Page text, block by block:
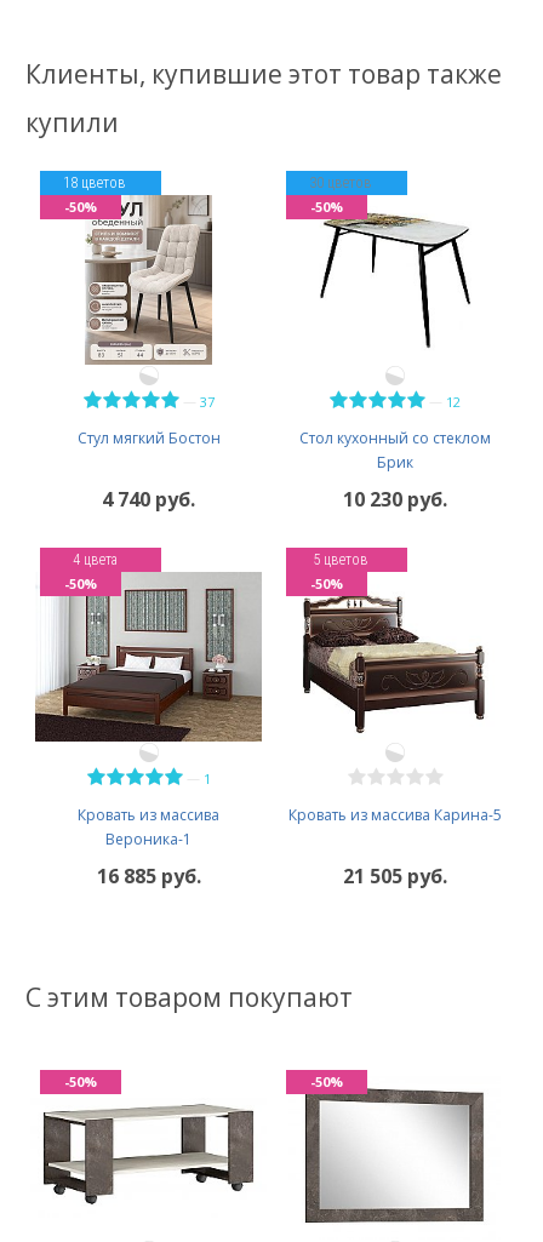
Клиенты, купившие этот товар также
купили
37
Стул мягкий Бостон
18 цветов
4 740 руб.
-50%
12
Стол кухонный со стеклом
Брик
30 цветов
10 230 руб.
-50%
1
Кровать из массива
Вероника-1
4 цвета
16 885 руб.
-50%
Кровать из массива Карина-5
5 цветов
21 505 руб.
-50%
С этим товаром покупают
-50% -50%